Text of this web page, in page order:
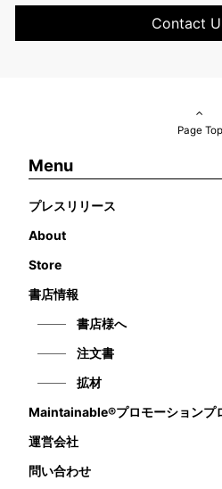
Contact
Page Top
Menu
プレスリリース
About
Store
書店情報
書店様へ
注文書
拡材
Maintainable®プロモーションプ
運営会社
問い合わせ